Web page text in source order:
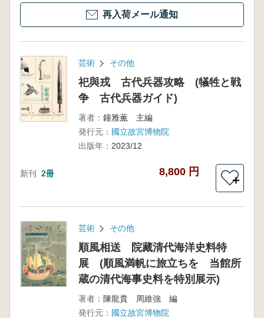
再入荷メール通知
芸術 その他
祀與戎 古代兵器攻略 (犠牲と戦
争 古代兵器ガイド)
著者： 鐘雅薫 主編
発行元： 國立故宮博物院
出版年： 2023/12
新刊 2冊 8,800 円
＋
芸術 その他
順風相送 院藏清代海洋史料特
展 (順風満帆に旅立ちを 当館所
蔵の清代海事史料を特別展示)
著者： 陳龍貴 周維強 編
発行元： 國立故宮博物院